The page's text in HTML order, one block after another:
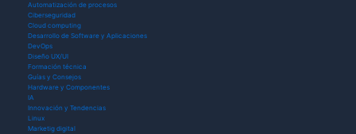
Automatización de procesos
Ciberseguridad
Cloud computing
Desarrollo de Software y Aplicaciones
DevOps
Diseño UX/UI
Formación técnica
Guías y Consejos
Hardware y Componentes
IA
Innovación y Tendencias
Linux
Marketig digital